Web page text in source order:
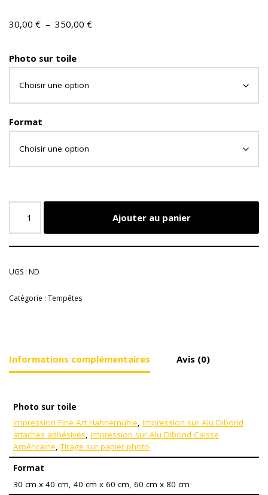
30,00 € – 350,00 €
Photo sur toile
Format
Ajouter au panier
UGS : ND
Catégorie : Tempêtes
Informations complémentaires Avis (0)
Photo sur toile
Impression Fine Art Hahnemühle, Impression sur Alu Dibond
attaches adhésives, Impression sur Alu Dibond Caisse
Américaine,Tirage sur papier photo
Format
30 cm x 40 cm, 40 cm x 60 cm, 60 cm x 80 cm